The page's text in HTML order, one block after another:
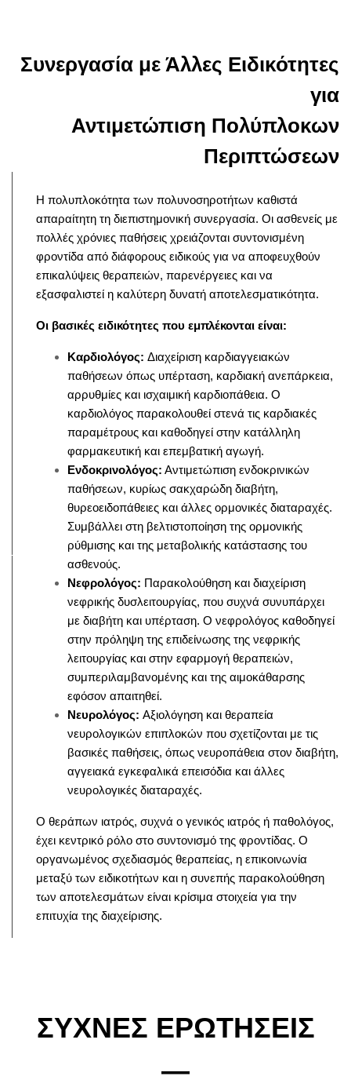
Συνεργασία με Άλλες Ειδικότητες
για
Αντιμετώπιση Πολύπλοκων
Περιπτώσεων
Η πολυπλοκότητα των πολυνοσηροτήτων καθιστά
απαραίτητη τη διεπιστημονική συνεργασία. Οι ασθενείς με
πολλές χρόνιες παθήσεις χρειάζονται συντονισμένη
φροντίδα από διάφορους ειδικούς για να αποφευχθούν
επικαλύψεις θεραπειών, παρενέργειες και να
εξασφαλιστεί η καλύτερη δυνατή αποτελεσματικότητα.
Οι βασικές ειδικότητες που εμπλέκονται είναι:
Καρδιολόγος: Διαχείριση καρδιαγγειακών
παθήσεων όπως υπέρταση, καρδιακή ανεπάρκεια,
αρρυθμίες και ισχαιμική καρδιοπάθεια. Ο
καρδιολόγος παρακολουθεί στενά τις καρδιακές
παραμέτρους και καθοδηγεί στην κατάλληλη
φαρμακευτική και επεμβατική αγωγή.
Ενδοκρινολόγος: Αντιμετώπιση ενδοκρινικών
παθήσεων, κυρίως σακχαρώδη διαβήτη,
θυρεοειδοπάθειες και άλλες ορμονικές διαταραχές.
Συμβάλλει στη βελτιστοποίηση της ορμονικής
ρύθμισης και της μεταβολικής κατάστασης του
ασθενούς.
Νεφρολόγος: Παρακολούθηση και διαχείριση
νεφρικής δυσλειτουργίας, που συχνά συνυπάρχει
με διαβήτη και υπέρταση. Ο νεφρολόγος καθοδηγεί
στην πρόληψη της επιδείνωσης της νεφρικής
λειτουργίας και στην εφαρμογή θεραπειών,
συμπεριλαμβανομένης και της αιμοκάθαρσης
εφόσον απαιτηθεί.
Νευρολόγος: Αξιολόγηση και θεραπεία
νευρολογικών επιπλοκών που σχετίζονται με τις
βασικές παθήσεις, όπως νευροπάθεια στον διαβήτη,
αγγειακά εγκεφαλικά επεισόδια και άλλες
νευρολογικές διαταραχές.
Ο θεράπων ιατρός, συχνά ο γενικός ιατρός ή παθολόγος,
έχει κεντρικό ρόλο στο συντονισμό της φροντίδας. Ο
οργανωμένος σχεδιασμός θεραπείας, η επικοινωνία
μεταξύ των ειδικοτήτων και η συνεπής παρακολούθηση
των αποτελεσμάτων είναι κρίσιμα στοιχεία για την
επιτυχία της διαχείρισης.
ΣΥΧΝΕΣ ΕΡΩΤΗΣΕΙΣ
—